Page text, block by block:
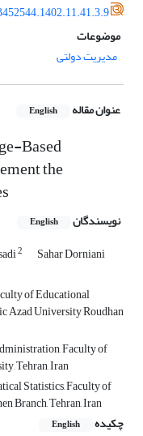
موضوعات
مدیریت دولتی
عنوان مقاله English
Based
the
نویسندگان English
2 Sahar Dorniani
of Educational
Azad University Roudhan
Faculty of
Tehran, Iran
Statistics, Faculty of
Branch, Tehran, Iran
چکیده
English